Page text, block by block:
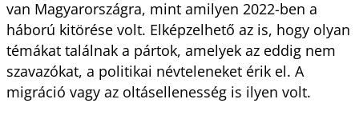
van Magyarországra, mint amilyen 2022-ben a
háború kitörése volt. Elképzelhető az is, hogy olyan
témákat találnak a pártok, amelyek az eddig nem
szavazókat, a politikai névteleneket érik el. A
migráció vagy az oltásellenesség is ilyen volt.